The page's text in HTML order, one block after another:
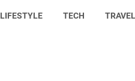
LIFESTYLE TECH TRAVEL